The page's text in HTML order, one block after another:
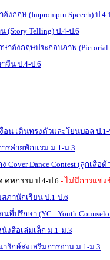
กฤษ (Impromptu Speech) ป.4-
(Story Telling) ป.4-ป.6
าอังกฤษประกอบภาพ (Pictorial
จีน ป.4-ป.6
อน เดินทรงตัวและโยนบอล ป.1-
รค่ายพักแรม ม.1-ม.3
Cover Dance Contest (ลูกเสือ
คหกรรม ป.4-ป.6 - ไม่มีการแข่ง
ภานักเรียน ป.1-ป.6
ที่ปรึกษา (YC : Youth
งสือเล่มเล็ก ม.1-ม.3
รักษ์ส่งเสริมการอ่าน ม.1-ม.3